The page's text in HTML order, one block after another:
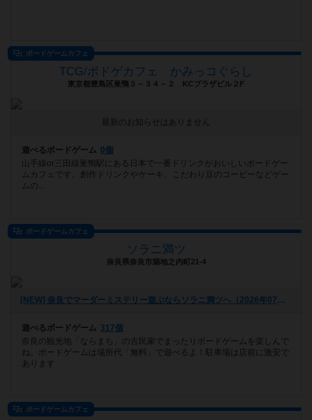
ボードゲームカフェ
TCG/ボドゲカフェ かみっコぐらし
東京都豊島区巣鴨３－３４－２ KCプラザビル２F
最新のお知らせはありません
遊べるボードゲーム 0個
山手線or三田線巣鴨駅にある日本で一番ドリンクがおいしいボードゲー
ムカフェです。創作ドリンクやケーキ、こだわり豆のコービーなどゲー
ムの...
ボードゲームカフェ
ソラニ満ツ
奈良県奈良市築地之内町21-4
[NEW] 奈良でマーダーミステリー遊ぶならソラニ満ツへ（2026年07月26日 15時04分）
遊べるボードゲーム 317個
奈良の観光地「ならまち」の古民家でまったりボードゲームを楽しんで
ね。ボードゲームは場所代「無料」で遊べるよ！駐車場は店前に激安で
あります
ボードゲームカフェ